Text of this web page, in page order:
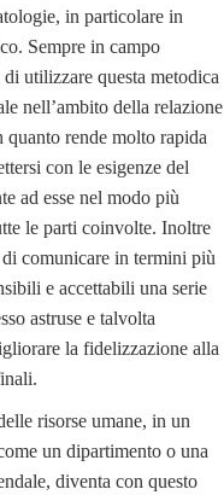
in particolare in
Sempre in campo
utilizzare questa metodica
nell’ambito della relazione
quanto rende molto rapida
con le esigenze del
ad esse nel modo più
le parti coinvolte. Inoltre
comunicare in termini più
e accettabili una serie
astruse e talvolta
la fidelizzazione alla
risorse umane, in un
un dipartimento o una
diventa con questo